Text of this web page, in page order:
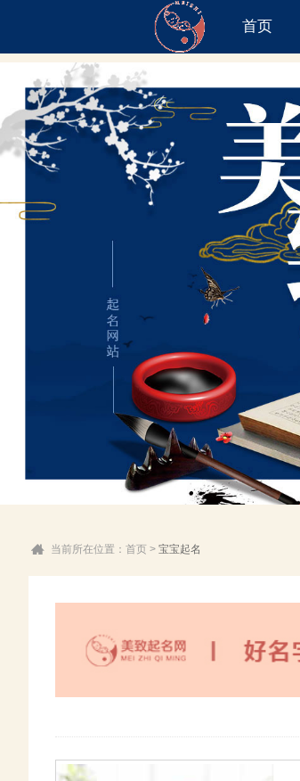
首页
当前所在位置： 首页 > 宝宝起名